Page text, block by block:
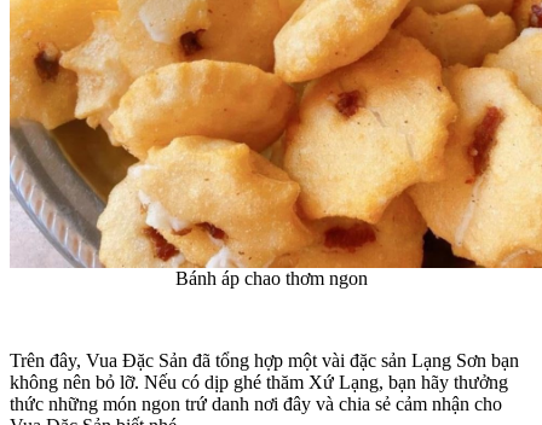
Bánh áp chao thơm ngon
Trên đây, Vua Đặc Sản đã tổng hợp một vài đặc sản Lạng Sơn bạn
không nên bỏ lỡ. Nếu có dịp ghé thăm Xứ Lạng, bạn hãy thưởng
thức những món ngon trứ danh nơi đây và chia sẻ cảm nhận cho